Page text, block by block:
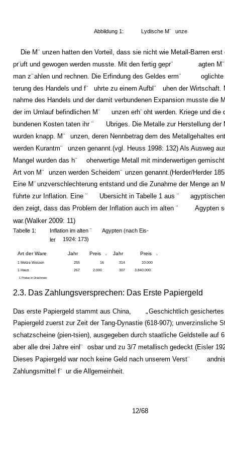
Abbildung 1: Lydische M¨ unze
Die M¨ unzen hatten den Vorteil, dass sie nicht wie Metall-Barren erst
pr¨uft und gewogen werden musste. Mit den fertig gepr¨
agten M¨
man z¨ahlen und rechnen. Die Erfindung des Geldes erm¨
terung des Handels und f¨
uhrte zu einem Aufbl¨
uhen der Wirtschaft.
nahme des Handels und der damit verbundenen Expansion musste die
der im Umlauf befindlichen M¨
unzen erh¨ oht werden. Kriege und die
bundenen Kosten taten ihr ¨
Ubriges. Die Metalle zur Herstellung der
wurden knapp. M¨
unzen, deren Nennbetrag dem des Metallgehaltes
werden Kurantm¨
unzen genannt.(vgl. Heuss 1998: 132) Als Ausweg
Mangel wurden das h¨
oherwertige Metall mit minderwertigen
Art von M¨
unzen werden Scheidem¨ unzen genannt.(Herder/Herder
Eine M¨ unzverschlechterung entstand und die Zunahme der Menge an
f¨uhrte zur Inflation. Eine ¨ Ubersicht in Tabelle 1 aus ¨
den zeigt, dass das Problem der Inflation auch im alten ¨
Agypten
war.(Walker 2009: 11)
Tabelle 1: Inflation im alten ¨
Agypten (nach Eis-
ler
1924: 173)
Art der Ware Jahr Preis 1 Jahr Preis 1
1 Metze Weizen 255 16 314
10.000
1 Haus
267 2.000 307 3.840.000
1 Preise in Drachmen
2.3. Das Zahlungsversprechen: Das Erste Papiergeld
Das erste Papiergeld stammt aus China,
"
Geschichtlich
Papiergeld zuerst zur Zeit der Tang-Dynastie (618-907); unverzinsliche
schatzscheine (pien-tsien), ausgegeben durch staatliche Geldstelle auf
aber alle drei Jahre einl¨
osbar und zu 3/7 metallisch gedeckt (Eisler
Dieses Papiergeld war noch keine Geld nach unserem Verst¨
Zahlungsmittel f¨ ur die Allgemeinheit.
12/68